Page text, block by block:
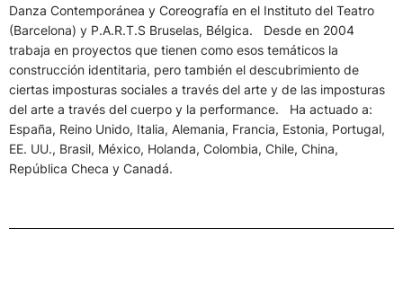
Danza Contemporánea y Coreografía en el Instituto del Teatro
(Barcelona) y P.A.R.T.S Bruselas, Bélgica. Desde en 2004
trabaja en proyectos que tienen como esos temáticos la
construcción identitaria, pero también el descubrimiento de
ciertas imposturas sociales a través del arte y de las imposturas
del arte a través del cuerpo y la performance. Ha actuado a:
España, Reino Unido, Italia, Alemania, Francia, Estonia, Portugal,
EE. UU., Brasil, México, Holanda, Colombia, Chile, China,
República Checa y Canadá.